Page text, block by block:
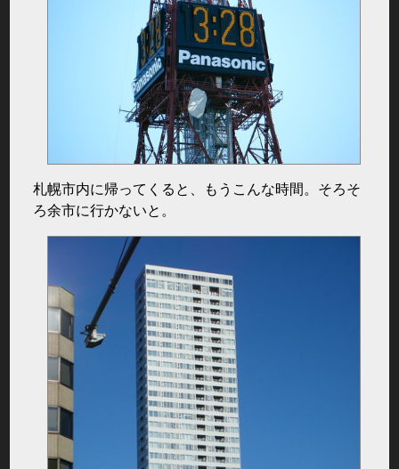
札幌市内に帰ってくると、もうこんな時間。そろそ
ろ余市に行かないと。